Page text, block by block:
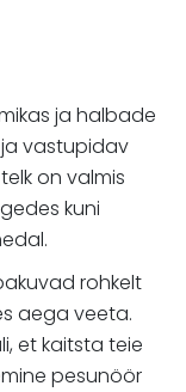
ja halbade
vastupidav
on valmis
kuni
rohkelt
aega veeta.
et kaitsta teie
pesunöör